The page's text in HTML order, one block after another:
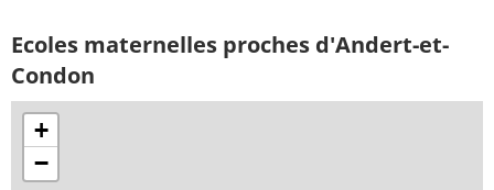
Ecoles maternelles proches d'Andert-et-
Condon
+
−